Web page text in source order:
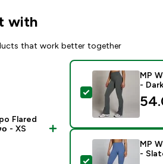
with
that work better together
Flared
- XS
Select this
MP
-
Select this
MP
-